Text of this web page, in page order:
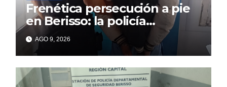
Frenética persecución a pie
en Berisso: la policía
reconoció a un prófugo y lo
atrapó tras un intento de
fuga
AGO 9, 2026